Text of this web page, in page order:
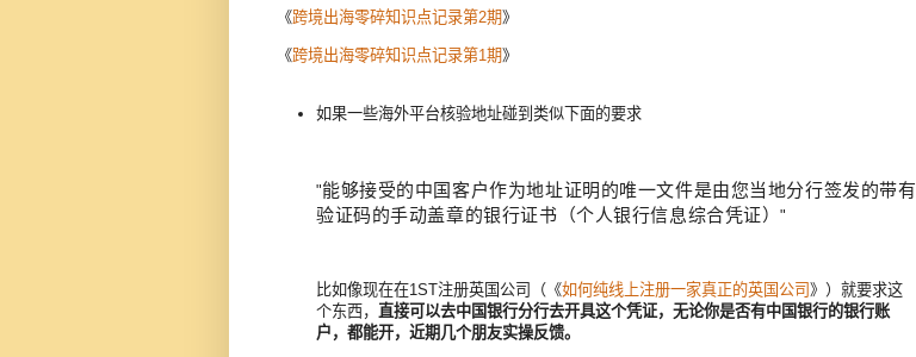
《跨境出海零碎知识点记录第2期》
《跨境出海零碎知识点记录第1期》
如果一些海外平台核验地址碰到类似下面的要求
"能够接受的中国客户作为地址证明的唯一文件是由您当地分行签发的带有
验证码的手动盖章的银行证书（个人银行信息综合凭证）"
比如像现在在1ST注册英国公司（《如何纯线上注册一家真正的英国公司 》）就要求这
个东西， 直接可以去中国银行分行去开具这个凭证，无论你是否有中国银行的银行账
户，都能开，近期几个朋友实操反馈。